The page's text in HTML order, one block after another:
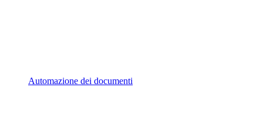
Automazione dei documenti